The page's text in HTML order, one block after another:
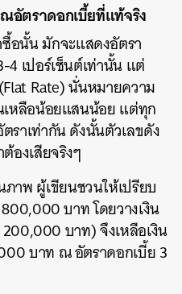
อัตราดอกเบี้ยที่แท้จริง
อนั้น มักจะแสดงอัตรา
เปอร์เซ็นต์เท่านั้น แต่
Rate) นั่นหมายความ
เหลือน้อยแสนน้อย แต่ทุก
ราเท่ากัน ดังนั้นตัวเลขดัง
องเสียจริงๆ
าพ ผู้เขียนชวนให้เปรียบ
บาท โดยวางเงิน
บาท) จึงเหลือเงิน
บาท ณ อัตราดอกเบี้ย 3